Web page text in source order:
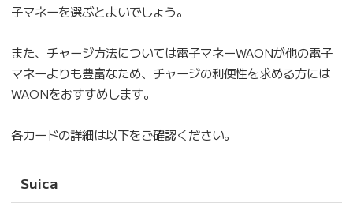
子マネーを選ぶとよいでしょう。
また、チャージ方法については電子マネーWAONが他の電子
マネーよりも豊富なため、チャージの利便性を求める方には
WAONをおすすめします。
各カードの詳細は以下をご確認ください。
Suica